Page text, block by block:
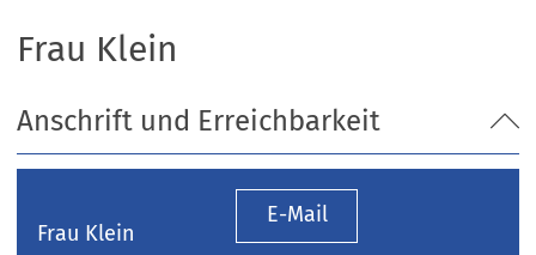
Frau Klein
Anschrift und Erreichbarkeit
Frau Klein
E-Mail